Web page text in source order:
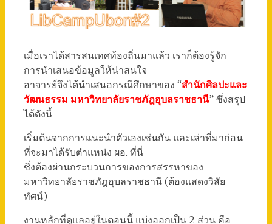
เมื่อเราได้สารสนเทศท้องถิ่นมาแล้ว เราก็ต้องรู้จัก
การนำเสนอข้อมูลให้น่าสนใจ
อาจารย์จึงได้นำเสนอกรณีศึกษาของ “สำนักศิลปะและ
วัฒนธรรม มหาวิทยาลัยราชภัฎอุบลราชธานี” ซึ่งสรุป
ได้ดังนี้
เริ่มต้นจากการแนะนำตัวเองเช่นกัน และเล่าที่มาก่อน
ที่จะมาได้รับตำแหน่ง ผอ. ที่นี่
ซึ่งต้องผ่านกระบวนการของการสรรหาของ
มหาวิทยาลัยราชภัฎอุบลราชธานี (ต้องแสดงวิสัย
ทัศน์)
งานหลักที่ดูแลอยู่ในตอนนี้ แบ่งออกเป็น 2 ส่วน คือ